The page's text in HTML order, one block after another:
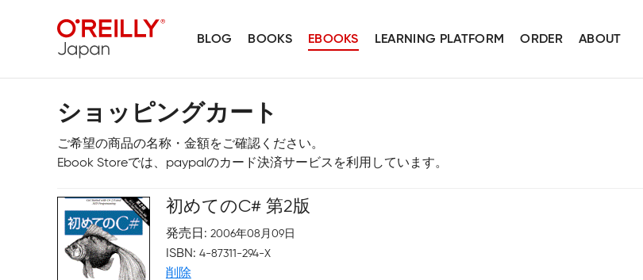
BLOG BOOKS EBOOKS LEARNING PLATFORM ORDER ABOUT
ショッピングカート
ご希望の商品の名称・金額をご確認ください。
Ebook Storeでは、paypalのカード決済サービスを利用しています。
初めてのC# 第2版
発売日 2006年08月09日
ISBN 4-87311-294-X
削除